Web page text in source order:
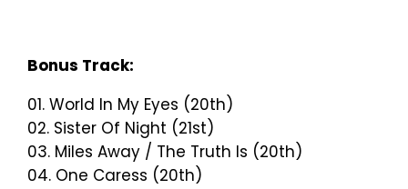
Bonus Track:
01. World In My Eyes (20th)
02. Sister Of Night (21st)
03. Miles Away / The Truth Is (20th)
04. One Caress (20th)